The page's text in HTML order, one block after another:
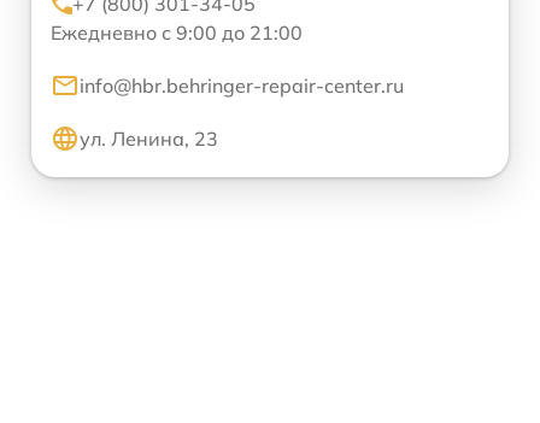
Ежедневно с 9:00 до 21:00
info@hbr.behringer-repair-center.ru
ул. Ленина, 23